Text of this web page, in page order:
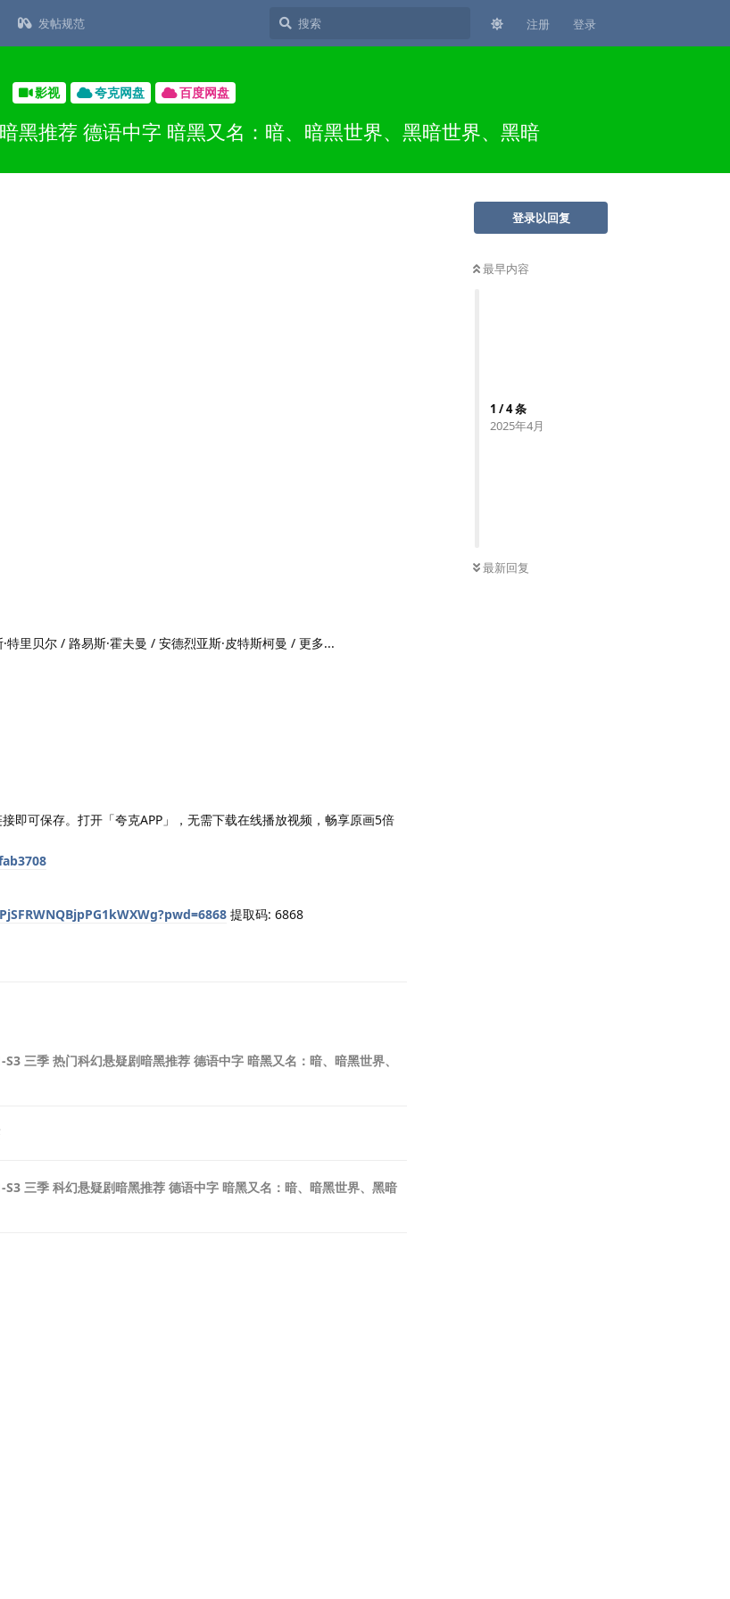
发帖规范 注册 登录
影视 夸克网盘 百度网盘
黑推荐 德语中字 暗黑又名：暗、暗黑世界、黑暗世界、黑暗
登录以回复
最早内容
1 /4条
2025年4月
最新回复
特里贝尔 / 路易斯·霍夫曼 / 安德烈亚斯·皮特斯柯曼 / 更多...
即可保存。打开「夸克APP」，无需下载在线播放视频，畅享原画5倍
提取码: 6868
S3 三季 热门科幻悬疑剧暗黑推荐 德语中字 暗黑又名：暗、暗黑世界、
S3 三季 科幻悬疑剧暗黑推荐 德语中字 暗黑又名：暗、暗黑世界、黑暗